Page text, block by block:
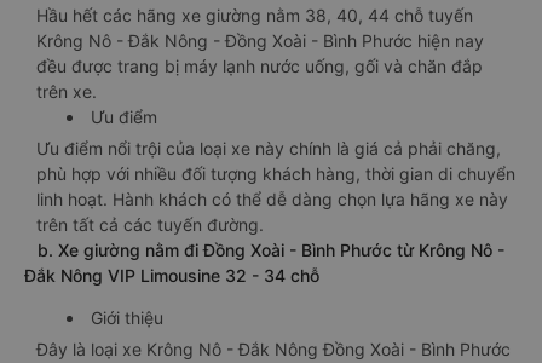
Hầu hết các hãng xe giường nằm 38, 40, 44 chỗ tuyến
Krông Nô - Đắk Nông - Đồng Xoài - Bình Phước hiện nay
đều được trang bị máy lạnh nước uống, gối và chăn đắp
trên xe.
Ưu điểm
Ưu điểm nổi trội của loại xe này chính là giá cả phải chăng,
phù hợp với nhiều đối tượng khách hàng, thời gian di chuyển
linh hoạt. Hành khách có thể dễ dàng chọn lựa hãng xe này
trên tất cả các tuyến đường.
b. Xe giường nằm đi Đồng Xoài - Bình Phước từ Krông Nô -
Đắk Nông VIP Limousine 32 - 34 chỗ
Giới thiệu
Đây là loại xe Krông Nô - Đắk Nông Đồng Xoài - Bình Phước